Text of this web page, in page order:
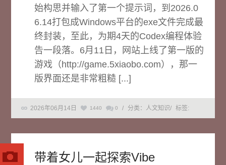
始构思并输入了第一个提示词，到2026.0
6.14打包成Windows平台的exe文件完成最
终封装，至此，为期4天的Codex编程体验
告一段落。6月11日，网站上线了第一版的
游戏（http://game.5xiaobo.com），那一
版界面还是非常粗糙 [...]
2026年06月14日 1440 0 / 分类：人文知识/ 标签:
带着女儿一起探索Vibe